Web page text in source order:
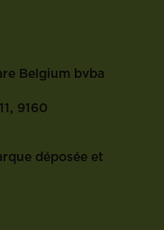
Belgium bvba
9160
déposée et